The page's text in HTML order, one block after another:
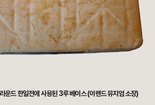
드 한일전에 사용된 3루 베이스 (이랜드 뮤지엄 소장)